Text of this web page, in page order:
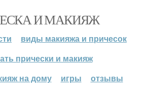
И МАКИЯЖ
виды макияжа и причесок
прически и макияж
на дому
игры отзывы